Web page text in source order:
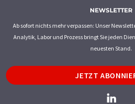
NEWSLETTER
Ab sofort nichts mehr verpassen: Unser
Analytik, Labor und Prozess bringt Sie jeden
neuesten Stand.
JETZT